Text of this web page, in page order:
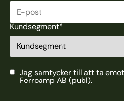
Kundsegment*
Jag samtycker till att ta
Ferroamp AB (publ).